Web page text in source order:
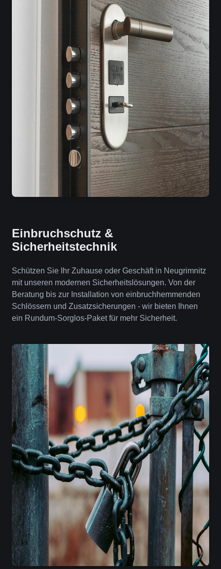
Einbruchschutz &
Sicherheitstechnik
Schützen Sie Ihr Zuhause oder Geschäft in Neugrimnitz
mit unseren modernen Sicherheitslösungen. Von der
Beratung bis zur Installation von einbruchhemmenden
Schlössern und Zusatzsicherungen - wir bieten Ihnen
ein Rundum-Sorglos-Paket für mehr Sicherheit.